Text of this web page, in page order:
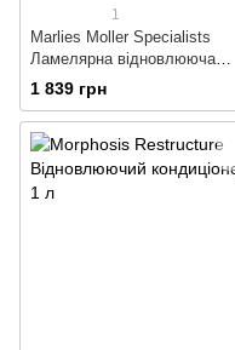
1
Marlies Moller Specialists
Ламелярна відновлююча
есенція
1 839 грн